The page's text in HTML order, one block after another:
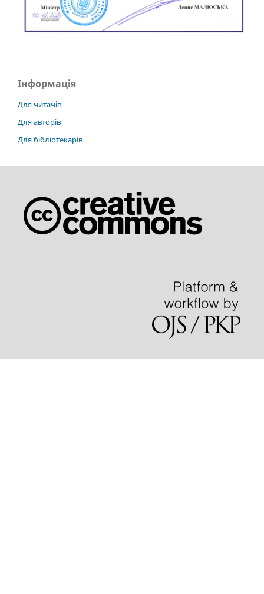
Інформація
Для читачів
Для авторів
Для бібліотекарів